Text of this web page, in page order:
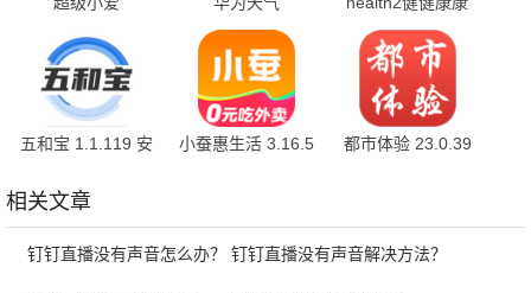
版
v14.0.10.301 安卓
版
6.7.6 官方版
五和宝 1.1.119 安
小蚕惠生活 3.16.5
都市体验 23.0.39
相关文章
钉钉直播没有声音怎么办？ 钉钉直播没有声音解决方法？